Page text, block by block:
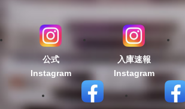
公式
Instagram
入庫速報
Instagram